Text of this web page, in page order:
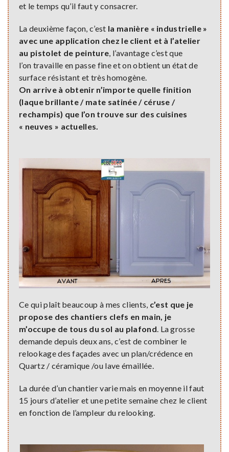
et le temps qu’il faut y consacrer.
La deuxième façon, c’est la manière « industrielle »
avec une application chez le client et à l’atelier
au pistolet de peinture , l’avantage c’est que
l’on travaille en passe fine et on obtient un état de
surface résistant et très homogène.
On arrive à obtenir n’importe quelle finition
(laque brillante / mate satinée / céruse /
rechampis) que l’on trouve sur des cuisines
« neuves » actuelles.
Ce qui plaît beaucoup à mes clients, c’est que je
propose des chantiers clefs en main, je
m’occupe de tous du sol au plafond. La grosse
demande depuis deux ans, c’est de combiner le
relookage des façades avec un plan/crédence en
Quartz / céramique /ou lave émaillée.
La durée d’un chantier varie mais en moyenne il faut
15 jours d’atelier et une petite semaine chez le client
en fonction de l’ampleur du relooking.